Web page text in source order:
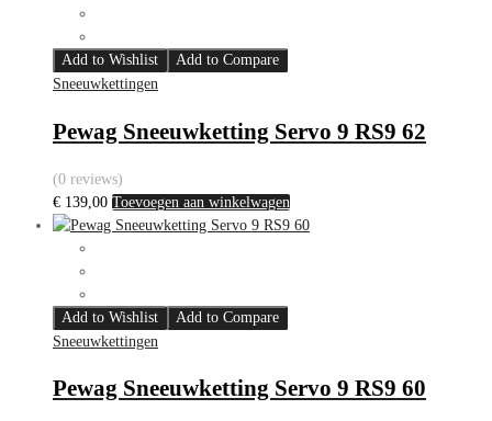
Add to Wishlist
Add to Compare
Sneeuwkettingen
Pewag Sneeuwketting Servo 9 RS9 62
(0 reviews)
€ 139,00 Toevoegen aan winkelwagen
Add to Wishlist
Add to Compare
Sneeuwkettingen
Pewag Sneeuwketting Servo 9 RS9 60